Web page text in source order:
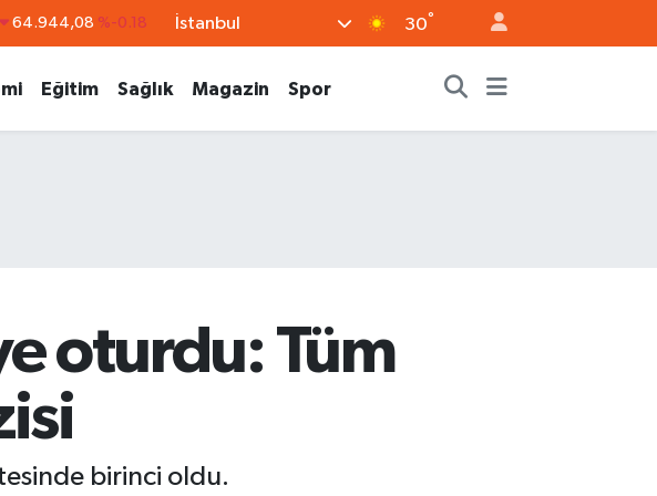
47,7436 %0.18
55,2510 %0.32
64,4811 %0.38
İstanbul 30°
Eğitim Sağlık Magazin Spor
oturdu: Tüm
birinci oldu.